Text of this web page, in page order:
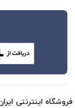
فروشگاه اینترنتی